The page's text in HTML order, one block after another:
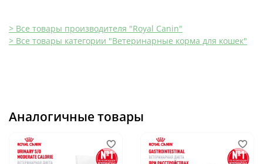
> Все товары производителя "Royal Canin"
> Все товары категории "Ветеринарные корма для кошек"
Аналогичные товары